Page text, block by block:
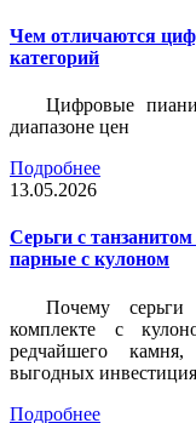
Чем отличаются
категорий
Цифровые
диапазоне цен
Подробнее
13.05.2026
Серьги с
парные с кулоном
Почему
комплекте с
редчайшего
выгодных
Подробнее